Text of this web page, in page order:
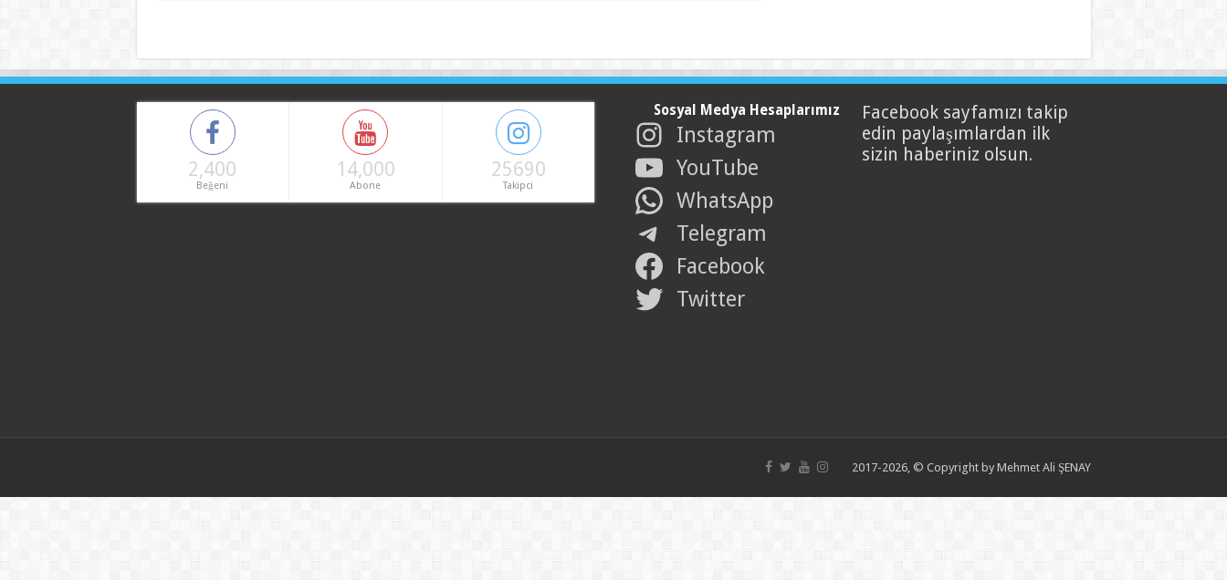
2,400
Beğeni
14,000
Abone
25690
Takipci
Sosyal Medya Hesaplarımız
Instagram
YouTube
WhatsApp
Telegram
Facebook
Twitter
Facebook sayfamızı takip
edin paylaşımlardan ilk
sizin haberiniz olsun.
2017-2026, © Copyright by Mehmet Ali ŞENAY